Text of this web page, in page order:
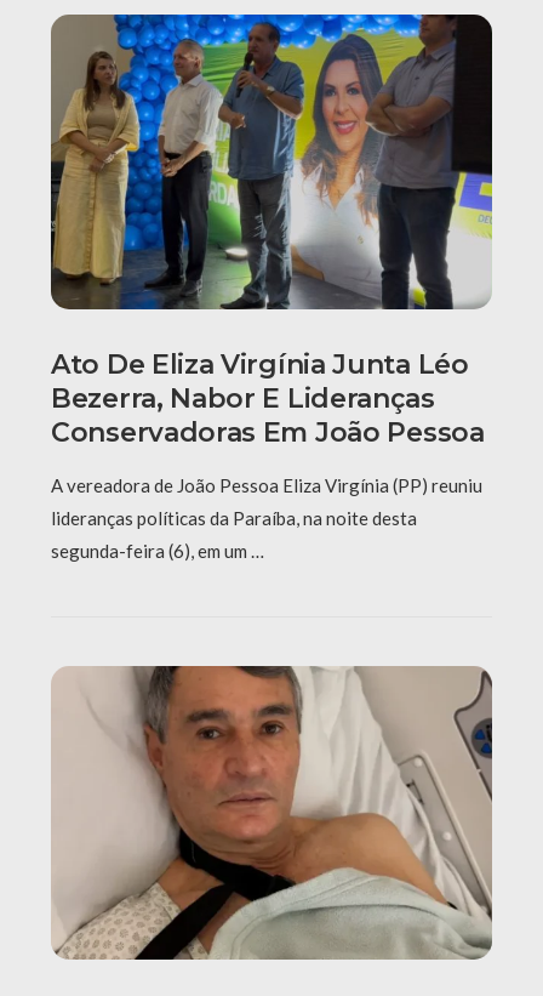
Ato De Eliza Virgínia Junta Léo
Bezerra, Nabor E Lideranças
Conservadoras Em João Pessoa
A vereadora de João Pessoa Eliza Virgínia (PP) reuniu
lideranças políticas da Paraíba, na noite desta
segunda-feira (6), em um …